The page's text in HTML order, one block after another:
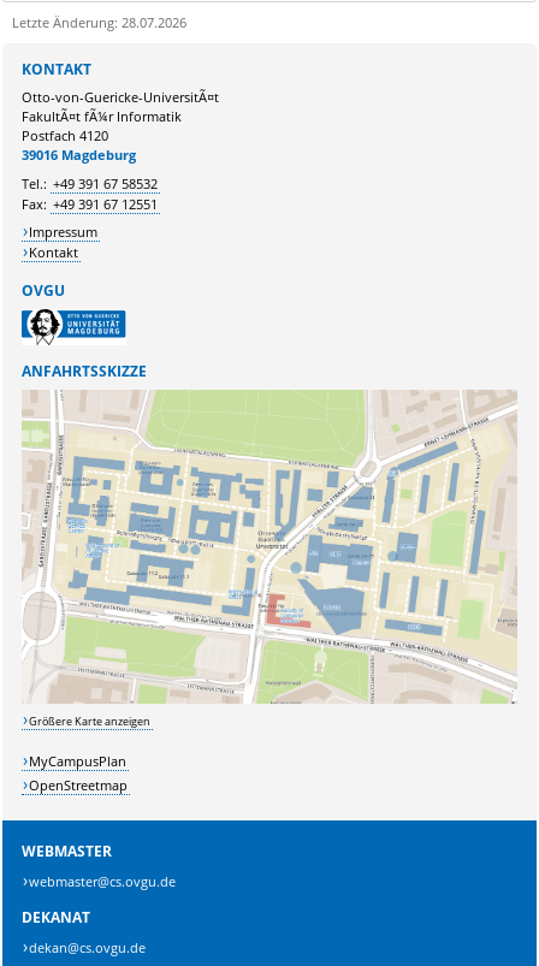
Letzte Änderung: 28.07.2026
Ihre E-Mailadresse:
Ihr Anliegen:
OVGU
KONTAKT
Otto-von-Guericke-UniversitÃ¤t
FakultÃ¤t fÃ¼r Informatik
Postfach 4120
39016 Magdeburg
Tel.: +49 391 67 58532
Fax: +49 391 67 12551
Impressum
Kontakt
ANFAHRTSSKIZZE
Größere Karte anzeigen
MyCampusPlan
OpenStreetmap
WEBMASTER
webmaster@cs.ovgu.de
DEKANAT
dekan@cs.ovgu.de